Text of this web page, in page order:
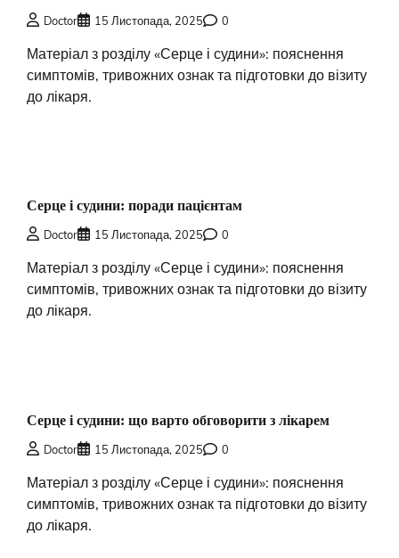
Doctor 15 Листопада, 2025 0
Матеріал з розділу «Серце і судини»: пояснення
симптомів, тривожних ознак та підготовки до візиту
до лікаря.
Серце і судини: поради пацієнтам
Doctor 15 Листопада, 2025 0
Матеріал з розділу «Серце і судини»: пояснення
симптомів, тривожних ознак та підготовки до візиту
до лікаря.
Серце і судини: що варто обговорити з лікарем
Doctor 15 Листопада, 2025 0
Матеріал з розділу «Серце і судини»: пояснення
симптомів, тривожних ознак та підготовки до візиту
до лікаря.